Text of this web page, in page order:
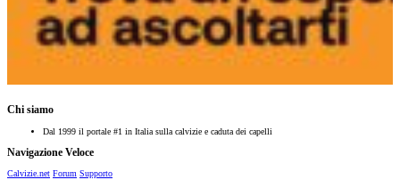
Chi siamo
Dal 1999 il portale #1 in Italia sulla calvizie e caduta dei capelli
Navigazione Veloce
Calvizie.net Forum Supporto